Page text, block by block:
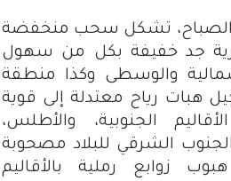
والصباح، تشكل سحب منخفضة
جد خفيفة بكل من سهول
والوسطى وكذا منطقة
هبات رياح معتدلة إلى قوية
الجنوبية، والأطلس،
الشرقي للبلاد مصحوبة
زوابع رملية بالأقاليم